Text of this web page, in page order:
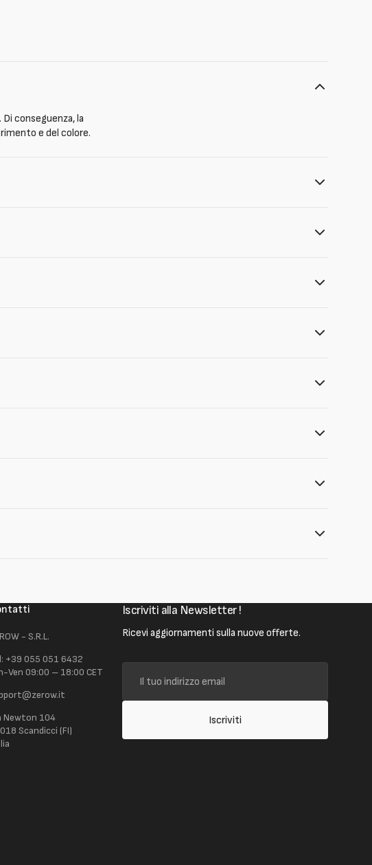
conseguenza, la
e del colore.
- S.R.L.
+39 055 051 6432
Ven 09:00 – 18:00 CET
Newton 104
Scandicci (FI)
Iscriviti alla Newsletter !
Ricevi aggiornamenti sulla nuove offerte.
indirizzo
Iscriviti